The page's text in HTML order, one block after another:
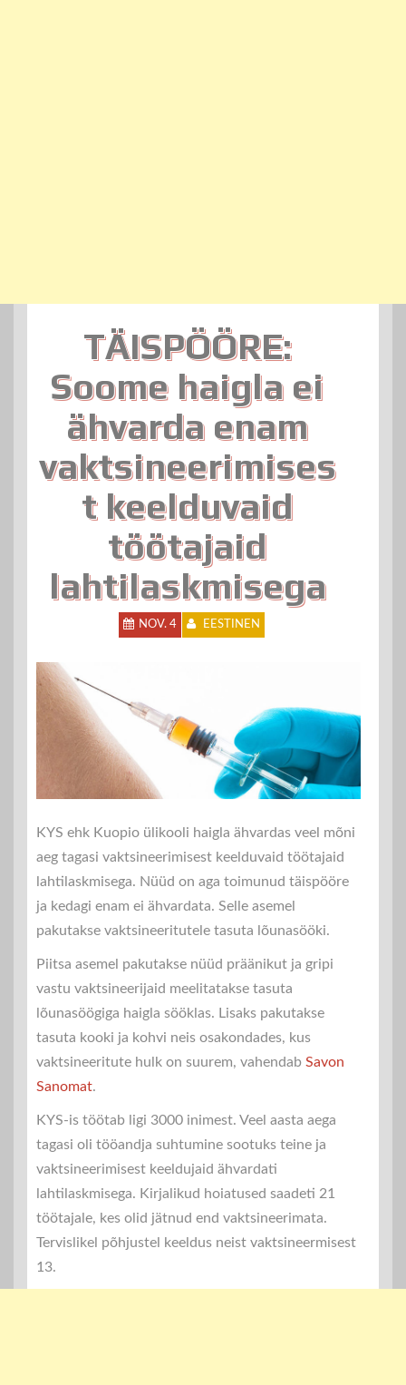
TÄISPÖÖRE:
Soome haigla ei
ähvarda enam
vaktsineerimises
t keelduvaid
töötajaid
lahtilaskmisega
NOV. 4 EESTINEN
KYS ehk Kuopio ülikooli haigla ähvardas veel mõni
aeg tagasi vaktsineerimisest keelduvaid töötajaid
lahtilaskmisega. Nüüd on aga toimunud täispööre
ja kedagi enam ei ähvardata. Selle asemel
pakutakse vaktsineeritutele tasuta lõunasööki.
Piitsa asemel pakutakse nüüd präänikut ja gripi
vastu vaktsineerijaid meelitatakse tasuta
lõunasöögiga haigla sööklas. Lisaks pakutakse
tasuta kooki ja kohvi neis osakondades, kus
vaktsineeritute hulk on suurem, vahendab Savon
Sanomat.
KYS-is töötab ligi 3000 inimest. Veel aasta aega
tagasi oli tööandja suhtumine sootuks teine ja
vaktsineerimisest keeldujaid ähvardati
lahtilaskmisega. Kirjalikud hoiatused saadeti 21
töötajale, kes olid jätnud end vaktsineerimata.
Tervislikel põhjustel keeldus neist vaktsineermisest
13.